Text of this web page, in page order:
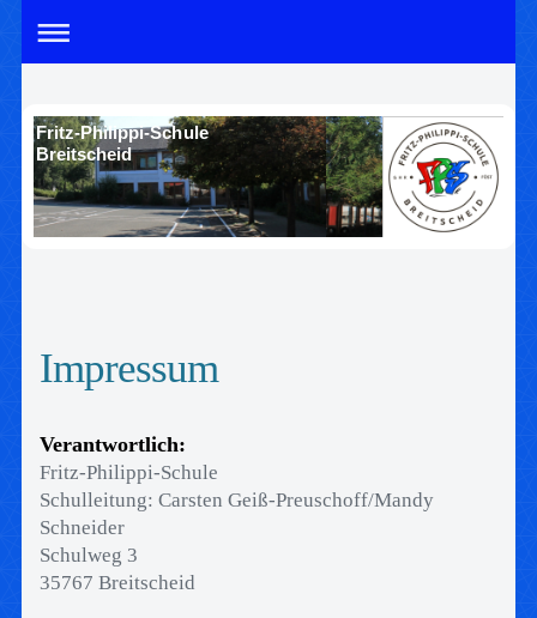
Fritz-Philippi-Schule
Breitscheid
Impressum
Verantwortlich:
Fritz-Philippi-Schule
Schulleitung: Carsten Geiß-Preuschoff/Mandy
Schneider
Schulweg 3
35767 Breitscheid